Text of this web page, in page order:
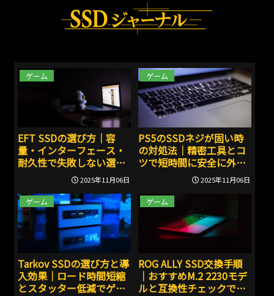
ゲーム
EFT SSDの選び方｜容
量・インターフェース・
耐久性で失敗しない選定
2025年11月06日
ゲーム
PS5のSSDネジが固い時
の対処法｜精密工具とコ
ツで短時間に安全に外せ
2025年11月06日
ゲーム
Tarkov SSDの選び方と導
入効果｜ロード時間短縮
とスタッター低減でゲー
ゲーム
ROG ALLY SSD交換手順
｜おすすめM.2 2230モデ
ルと互換性チェックで失